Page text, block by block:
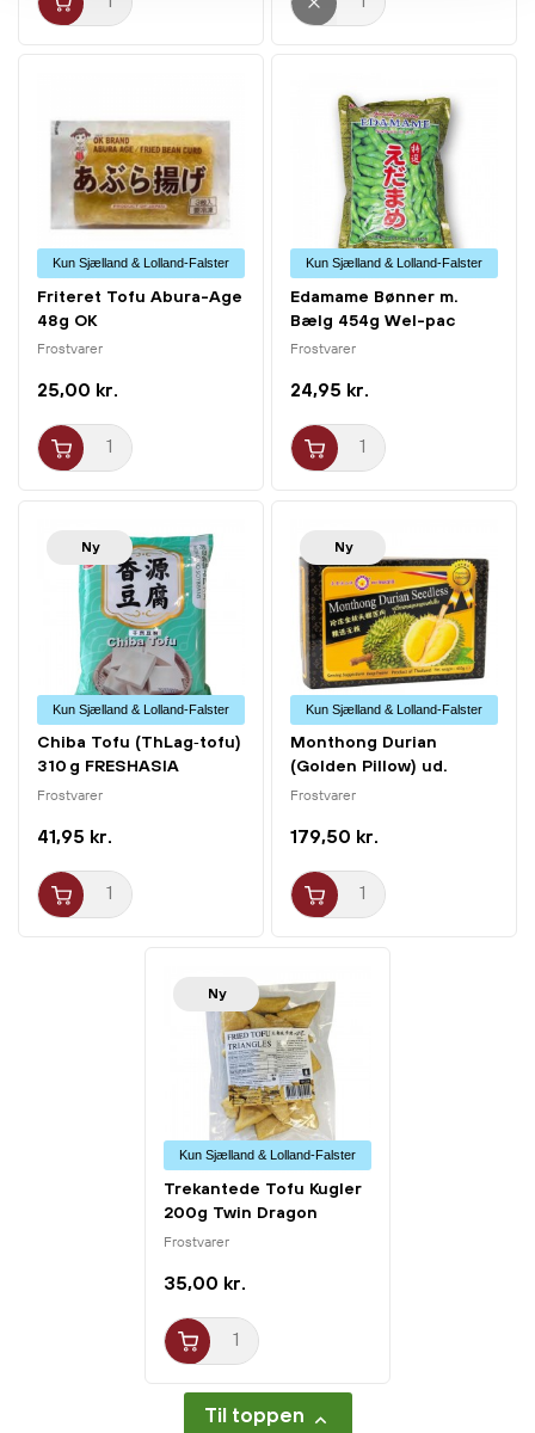
Kun Sjælland & Lolland-Falster
Friteret Tofu Abura-Age
48g OK
Frostvarer
25,00 kr.
Kun Sjælland & Lolland-Falster
Edamame Bønner m.
Bælg 454g Wel-pac
Frostvarer
24,95 kr.
Ny
Kun Sjælland & Lolland-Falster
Chiba Tofu (ThLag‑tofu)
310 g FRESHASIA
Frostvarer
41,95 kr.
Ny
Kun Sjælland & Lolland-Falster
Monthong Durian
(Golden Pillow) ud.
Kerner...
Frostvarer
179,50 kr.
Ny
Kun Sjælland & Lolland-Falster
Trekantede Tofu Kugler
200g Twin Dragon
Frostvarer
35,00 kr.
Til toppen 